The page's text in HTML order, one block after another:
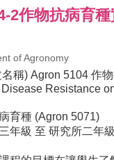
2作物抗病育
of Agronomy
稱) Agron 5104 作
Resistance
育種 (Agron 5071)
年級 至 研究所二年級